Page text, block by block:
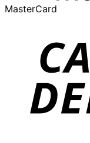
MasterCard